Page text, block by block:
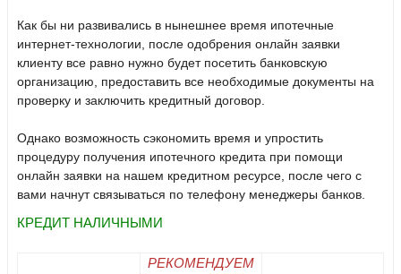
Как бы ни развивались в нынешнее время ипотечные
интернет-технологии, после одобрения онлайн заявки
клиенту все равно нужно будет посетить банковскую
организацию, предоставить все необходимые документы на
проверку и заключить кредитный договор.
Однако возможность сэкономить время и упростить
процедуру получения ипотечного кредита при помощи
онлайн заявки на нашем кредитном ресурсе, после чего с
вами начнут связываться по телефону менеджеры банков.
КРЕДИТ НАЛИЧНЫМИ
РЕКОМЕНДУЕМ